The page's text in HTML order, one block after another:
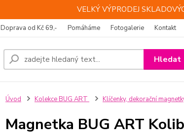
VELKÝ VÝPRODEJ
Doprava od Kč 69,- Pomáháme Fotogalerie Kontakt
Hledat
Úvod Kolekce BUG ART Klíčenky, dekorační
Magnetka BUG ART